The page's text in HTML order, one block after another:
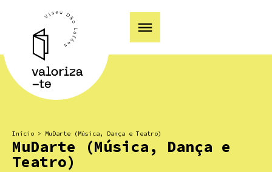
Início > MuDarte (Música, Dança e Teatro)
MuDarte (Música, Dança e
Teatro)